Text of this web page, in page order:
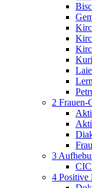
2 Frauen-
3
4 Positive